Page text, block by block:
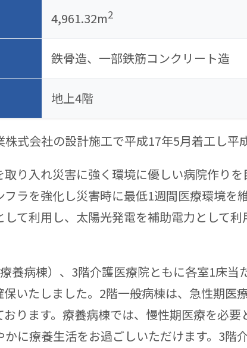
4,961.32m2
鉄骨造、一部鉄筋コンクリート造
地上4階
式会社の設計施工で平成17年5月着工し平
取り入れ災害に強く環境に優しい病院作り
ラを強化し災害時に最低1週間医療環境を
て利用し、太陽光発電を補助電力として
養病棟）、3階介護医療院ともに各室1床
保いたしました。2階一般病棟は、急性期
ります。療養病棟では、慢性期医療を必
かに療養生活をお過ごしいただけます。3